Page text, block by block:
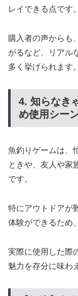
レイできる点です。
購入者の声からも
がるなど、リアル
多く挙げられます。
4. 知らなき
め使用シー
魚釣りゲームは、
ときや、友人や家
です。
特にアウトドアが
体験ができるため
実際に使用した際
魅力を存分に味わ